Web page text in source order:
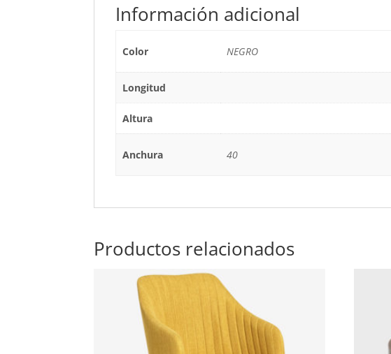
Información adicional
Color NEGRO
Longitud
Altura
Anchura 40
Productos relacionados